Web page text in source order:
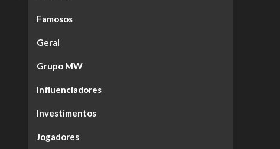
Famosos
Geral
Grupo MW
Influenciadores
Investimentos
Jogadores